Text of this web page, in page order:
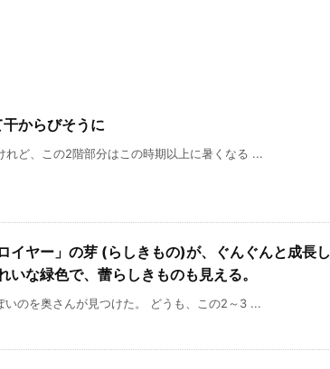
からびそうに
ど、この2階部分はこの時期以上に暑くなる ...
イヤー」の芽 (らしきもの)が、ぐんぐんと成長し
な緑色で、蕾らしきものも見える。
のを奥さんが見つけた。 どうも、この2～3 ...